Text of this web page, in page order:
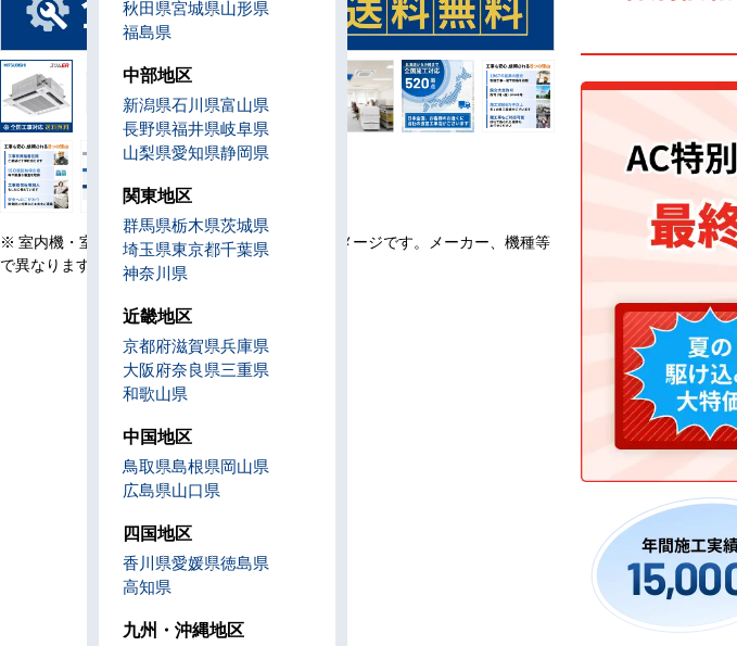
※ 室内機・室外機・リモコン・設置例の画像はイメージです。メーカー、機種等
で異なります。
秋田県宮城県山形県
福島県
中部地区
新潟県石川県富山県
長野県福井県岐阜県
山梨県愛知県静岡県
関東地区
群馬県栃木県茨城県
埼玉県東京都千葉県
神奈川県
近畿地区
京都府滋賀県兵庫県
大阪府奈良県三重県
和歌山県
中国地区
鳥取県島根県岡山県
広島県山口県
四国地区
香川県愛媛県徳島県
高知県
九州・沖縄地区